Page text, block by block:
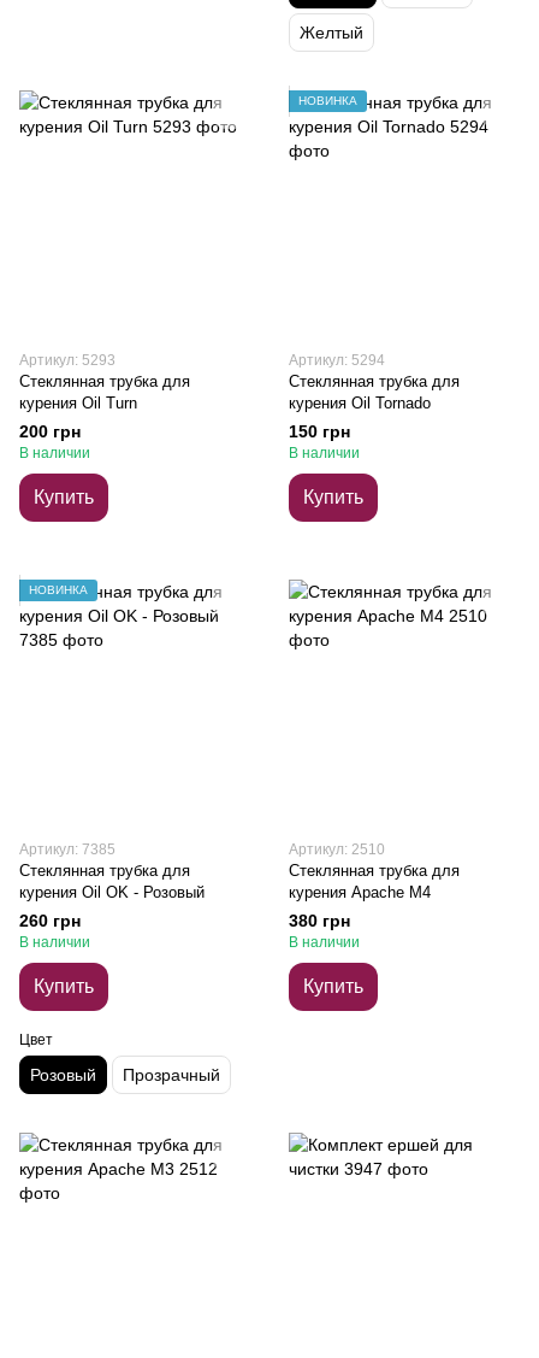
Желтый
Артикул: 5293
Стеклянная трубка для
курения Oil Turn
200 грн
В наличии
Купить
НОВИНКА
Артикул: 5294
Стеклянная трубка для
курения Oil Tornado
150 грн
В наличии
Купить
НОВИНКА
Артикул: 7385
Стеклянная трубка для
курения Oil OK - Розовый
260 грн
В наличии
Купить
Цвет
Розовый Прозрачный
Артикул: 2510
Стеклянная трубка для
курения Apache M4
380 грн
В наличии
Купить